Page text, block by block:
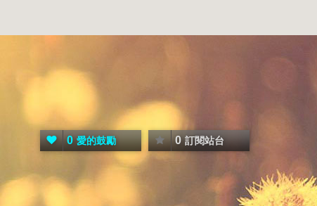
0 愛的鼓勵 0 訂閱站台